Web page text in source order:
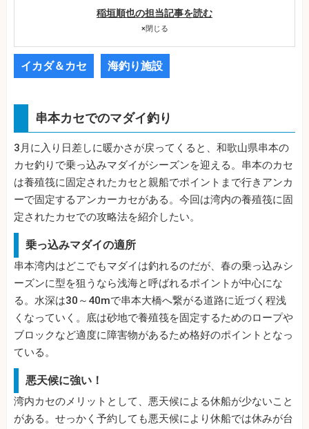
稲垣順也の担当記事を読む
×閉じる
イカダ＆カセ 海釣り施設
串本カセでのマダイ釣り
3月に入り日差しに暖かさが戻ってくると、和歌山県串本の
カセ釣りで乗っ込みマダイがシーズンを迎える。串本のカセ
は養殖筏に固定されたカセと親船でポイントまで行きアンカ
ーで固定するアンカーカセがある。今回は湾内の養殖筏に固
定されたカセでの攻略法を紹介したい。
乗っ込みマダイの適所
串本湾内はどこでもマダイは釣れるのだが、春の乗っ込みシ
ーズンに型を狙うなら浅海と呼ばれるポイントが中心にな
る。水深は30～40mで串本大橋へ繋がる道路に近づく程浅
くなっていく。底は砂地で養殖筏を固定するためのロープや
ブロックなど適度に障害物があるため格好のポイントとなっ
ている。
悪天候に強い！
湾内カセのメリットとして、悪天候による休船が少ないこと
がある。せっかく予約しても悪天候により休船では休みが台